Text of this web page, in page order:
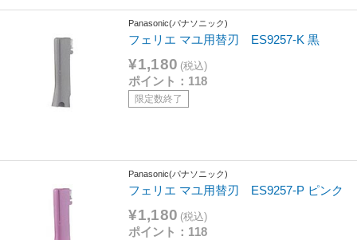
Panasonic(パナソニック)
フェリエ マユ用替刃 ES9257-K 黒
¥1,180 (税込)
ポイント：118
限定数終了
Panasonic(パナソニック)
フェリエ マユ用替刃 ES9257-P ピンク
¥1,180 (税込)
ポイント：118